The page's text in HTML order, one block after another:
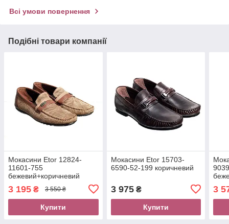
Всі умови повернення
Подібні товари компанії
Мокасини Etor 12824-
11601-755
бежевий+коричневий
3 195 ₴ 3 550 ₴
Купити
Мокасини Etor 15703-
6590-52-199 коричневий
3 975₴
Купити
3